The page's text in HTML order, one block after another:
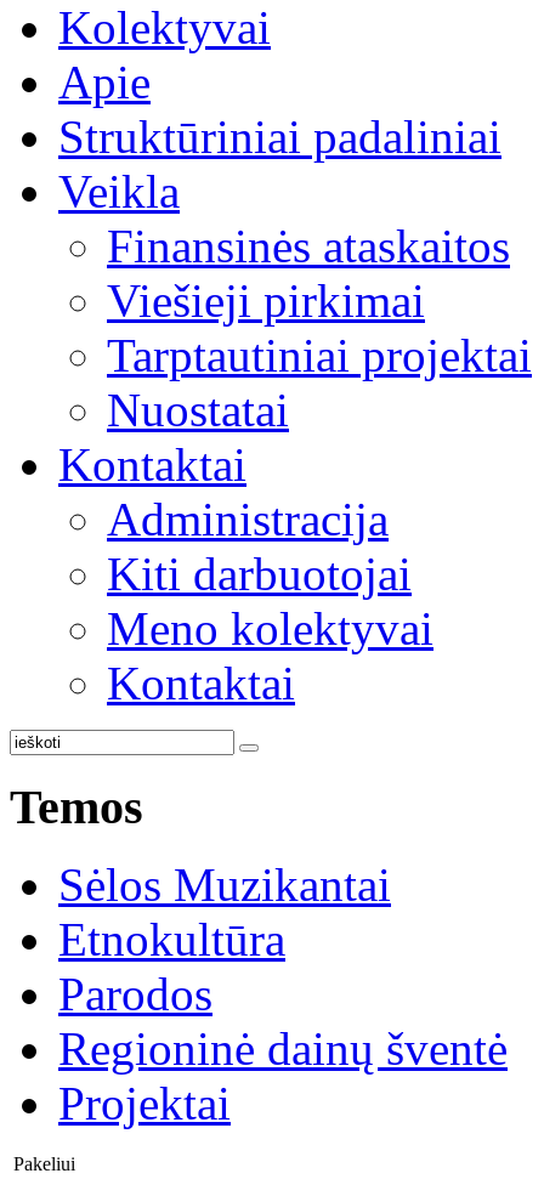
Kolektyvai
Apie
Struktūriniai padaliniai
Veikla
Finansinės ataskaitos
Viešieji pirkimai
Tarptautiniai projektai
Nuostatai
Kontaktai
Administracija
Kiti darbuotojai
Meno kolektyvai
Kontaktai
Temos
Sėlos Muzikantai
Etnokultūra
Parodos
Regioninė dainų šventė
Projektai
Pakeliui